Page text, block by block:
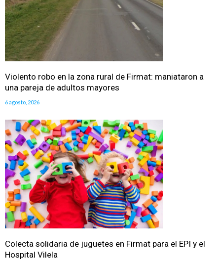
Violento robo en la zona rural de Firmat: maniataron a
una pareja de adultos mayores
6 agosto, 2026
Colecta solidaria de juguetes en Firmat para el EPI y el
Hospital Vilela